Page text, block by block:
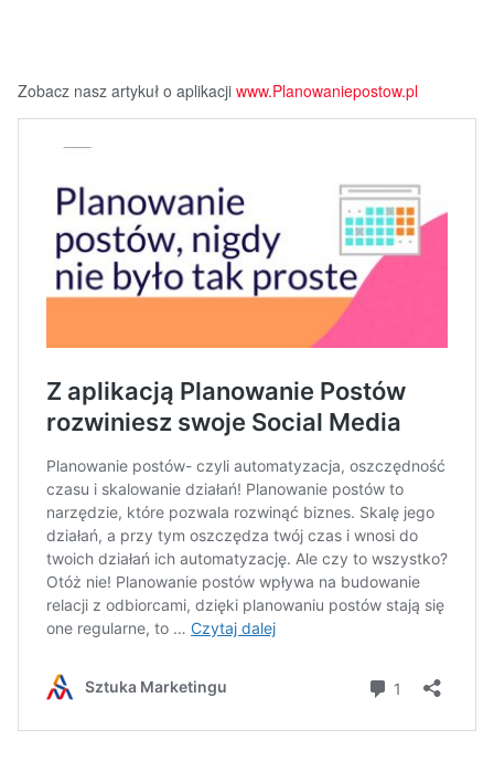
Zobacz nasz artykuł o aplikacji www.Planowaniepostow.pl